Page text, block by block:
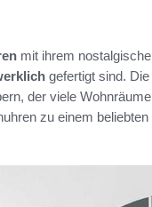
mit ihrem
gefertigt sind.
der viele
zu einem